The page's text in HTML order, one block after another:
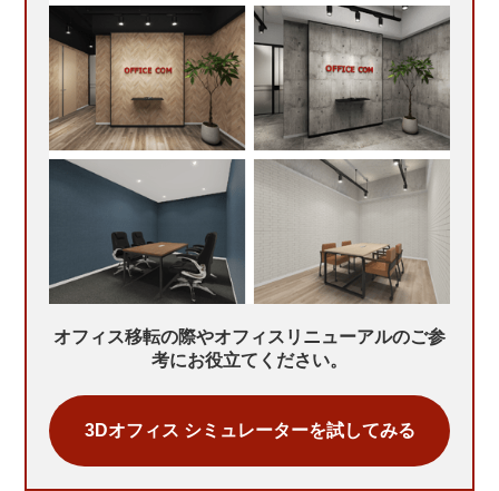
オフィス移転の際やオフィスリニューアルのご参
考にお役立てください。
3Dオフィス シミュレーターを試してみる